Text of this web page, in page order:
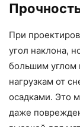
При
угол наклона,
большим углом
нагрузкам от
осадками. Это
даже